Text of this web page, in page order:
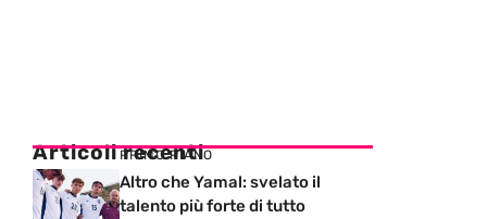
Articoli recenti
PRIMO PIANO
Altro che Yamal: svelato il
talento più forte di tutto